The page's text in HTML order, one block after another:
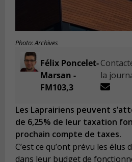
Photo: Archives
Félix Poncelet-
Marsan -
FM103,3
la
Les Laprairiens peuvent
de 6,25% de leur taxation
prochain compte de taxes.
C’est ce qu’ont prévu les élus
dans leur budget de